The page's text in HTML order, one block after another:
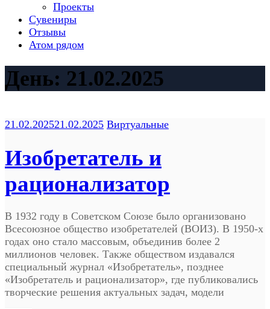
Проекты
Сувениры
Отзывы
Атом рядом
День: 21.02.2025
21.02.202521.02.2025 Виртуальные
Изобретатель и
рационализатор
В 1932 году в Советском Союзе было организовано
Всесоюзное общество изобретателей (ВОИЗ). В 1950-х
годах оно стало массовым, объединив более 2
миллионов человек. Также обществом издавался
специальный журнал «Изобретатель», позднее
«Изобретатель и рационализатор», где публиковались
творческие решения актуальных задач, модели